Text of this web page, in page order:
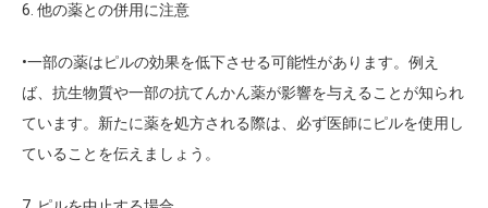
6. 他の薬との併用に注意
•一部の薬はピルの効果を低下させる可能性があります。例え
ば、抗生物質や一部の抗てんかん薬が影響を与えることが知られ
ています。新たに薬を処方される際は、必ず医師にピルを使用し
ていることを伝えましょう。